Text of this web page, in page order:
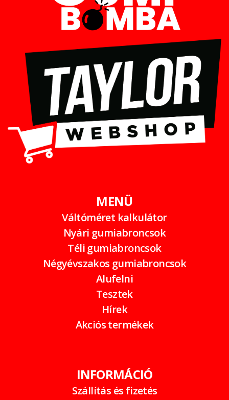
MENÜ
Váltóméret kalkulátor
Nyári gumiabroncsok
Téli gumiabroncsok
Négyévszakos gumiabroncsok
Alufelni
Tesztek
Hírek
Akciós termékek
INFORMÁCIÓ
Szállítás és fizetés